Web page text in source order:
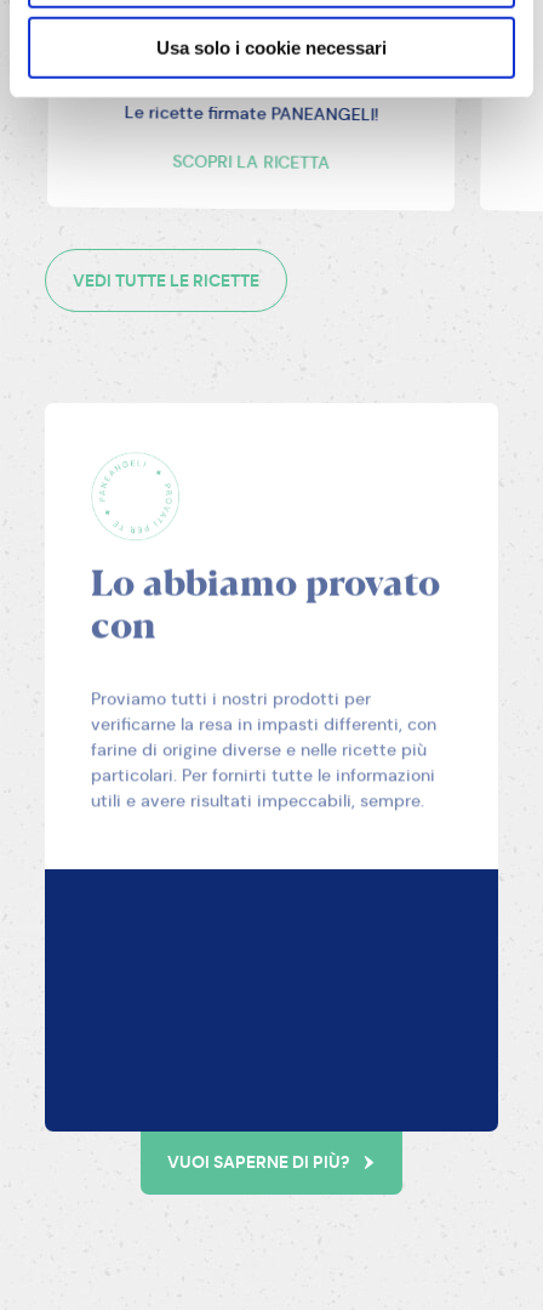
Usa solo i cookie necessari
Dubai cake
Le ricette firmate PANEANGELI!
SCOPRI LA RICETTA
VEDI TUTTE LE RICETTE
Lo abbiamo provato
con
Proviamo tutti i nostri prodotti per
verificarne la resa in impasti differenti, con
farine di origine diverse e nelle ricette più
particolari. Per fornirti tutte le informazioni
utili e avere risultati impeccabili, sempre.
VUOI SAPERNE DI PIÙ?